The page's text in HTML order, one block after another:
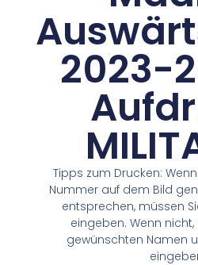
2023-
Tipps zum Drucken:
Nummer auf dem Bild
entsprechen, müssen
eingeben. Wenn nicht,
gewünschten Namen